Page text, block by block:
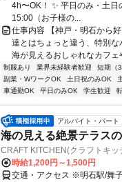
4h〜OK！ ✨ 平日のみ・土
15:00（お子様の...
仕事内容 【神戸・明石から
達とはちょっと違う、特別
海が見えるおしゃれなカフ
制服あり 業界未経験者歓迎 短期（3
副業・WワークOK
土日祝のみOK
車通勤OK
平日のみOK 学生歓迎
アルバイト・パート
海の見える絶景テラス
CRAFT KITCHEN(クラフトキッ
時給1,200円～1,500円
交通・アクセス ※明石駅/舞